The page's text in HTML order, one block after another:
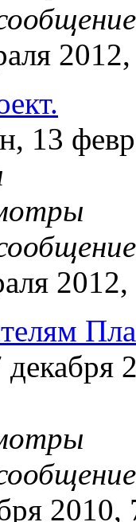
13
2010,